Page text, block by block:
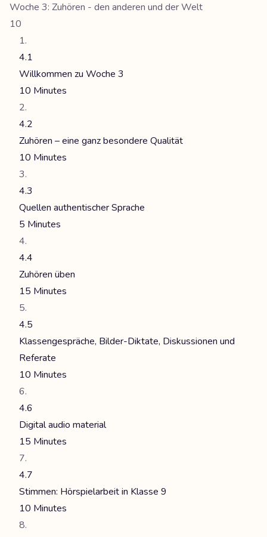
Woche 3: Zuhören - den anderen und der Welt
10
4.1
Willkommen zu Woche 3
10 Minutes
4.2
Zuhören – eine ganz besondere Qualität
10 Minutes
4.3
Quellen authentischer Sprache
5 Minutes
4.4
Zuhören üben
15 Minutes
4.5
Klassengespräche, Bilder-Diktate, Diskussionen und
Referate
10 Minutes
4.6
Digital audio material
15 Minutes
4.7
Stimmen: Hörspielarbeit in Klasse 9
10 Minutes